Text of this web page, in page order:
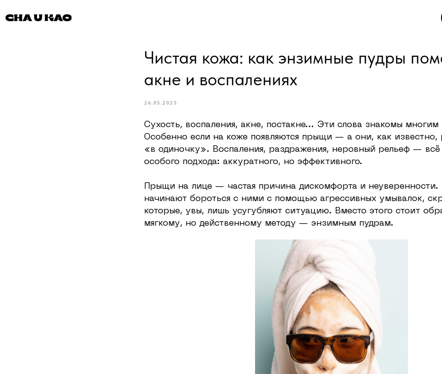
Чистая кожа: как энзимные пудры
акне и воспалениях
26.05.2025
Сухость, воспаления, акне, постакне... Эти слова знакомы многим
Особенно если на коже появляются прыщи — а они, как известно,
«в одиночку». Воспаления, раздражения, неровный рельеф — всё
особого подхода: аккуратного, но эффективного.
Прыщи на лице — частая причина дискомфорта и неуверенности.
начинают бороться с ними с помощью агрессивных умывалок,
которые, увы, лишь усугубляют ситуацию. Вместо этого стоит
мягкому, но действенному методу — энзимным пудрам.